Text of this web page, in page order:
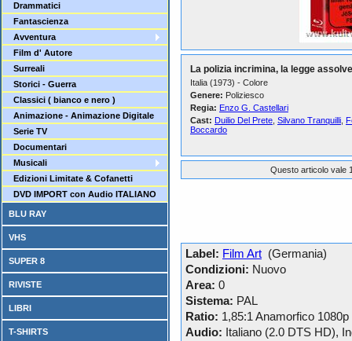
Drammatici
Fantascienza
Avventura
Film d' Autore
Surreali
Storici - Guerra
Classici ( bianco e nero )
Animazione - Animazione Digitale
Serie TV
Documentari
Musicali
Edizioni Limitate & Cofanetti
DVD IMPORT con Audio ITALIANO
BLU RAY
VHS
SUPER 8
RIVISTE
LIBRI
T-SHIRTS
La polizia incrimina, la legge assolve
Italia (1973) - Colore
Genere: Poliziesco
Regia: Enzo G. Castellari
Cast: Duilio Del Prete Silvano Tranquilli
Boccardo
Questo articolo vale
Label: Film Art (Germania)
Condizioni: Nuovo
Area: 0
Sistema: PAL
Ratio: 1,85:1 Anamorfico 1080p
Audio: Italiano (2.0 DTS HD),